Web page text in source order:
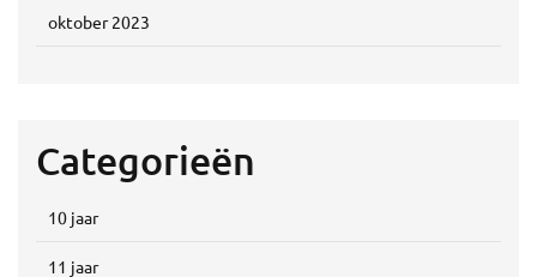
oktober 2023
Categorieën
10 jaar
11 jaar